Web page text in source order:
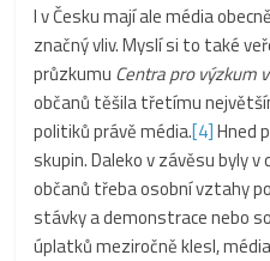
I v Česku mají ale média
značný vliv. Myslí si to také
průzkumu Centra pro výzkum
občanů těšila třetímu
politiků právě média.[4]Hned
skupin. Daleko v závěsu byly
občanů třeba osobní vztahy
stávky a demonstrace nebo
úplatků meziročně klesl,